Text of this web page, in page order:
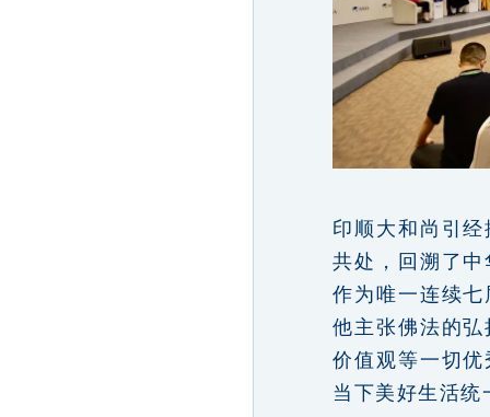
印顺大和尚引
共处，回溯了
作为唯一连续
他主张佛法的
价值观等一切
当下美好生活统